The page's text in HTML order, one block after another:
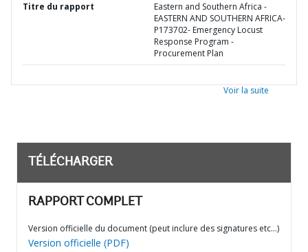
Titre du rapport
Eastern and Southern Africa -
EASTERN AND SOUTHERN AFRICA-
P173702- Emergency Locust
Response Program -
Procurement Plan
Voir la suite
TÉLÉCHARGER
RAPPORT COMPLET
Version officielle du document (peut inclure des signatures etc…)
Version officielle (PDF)